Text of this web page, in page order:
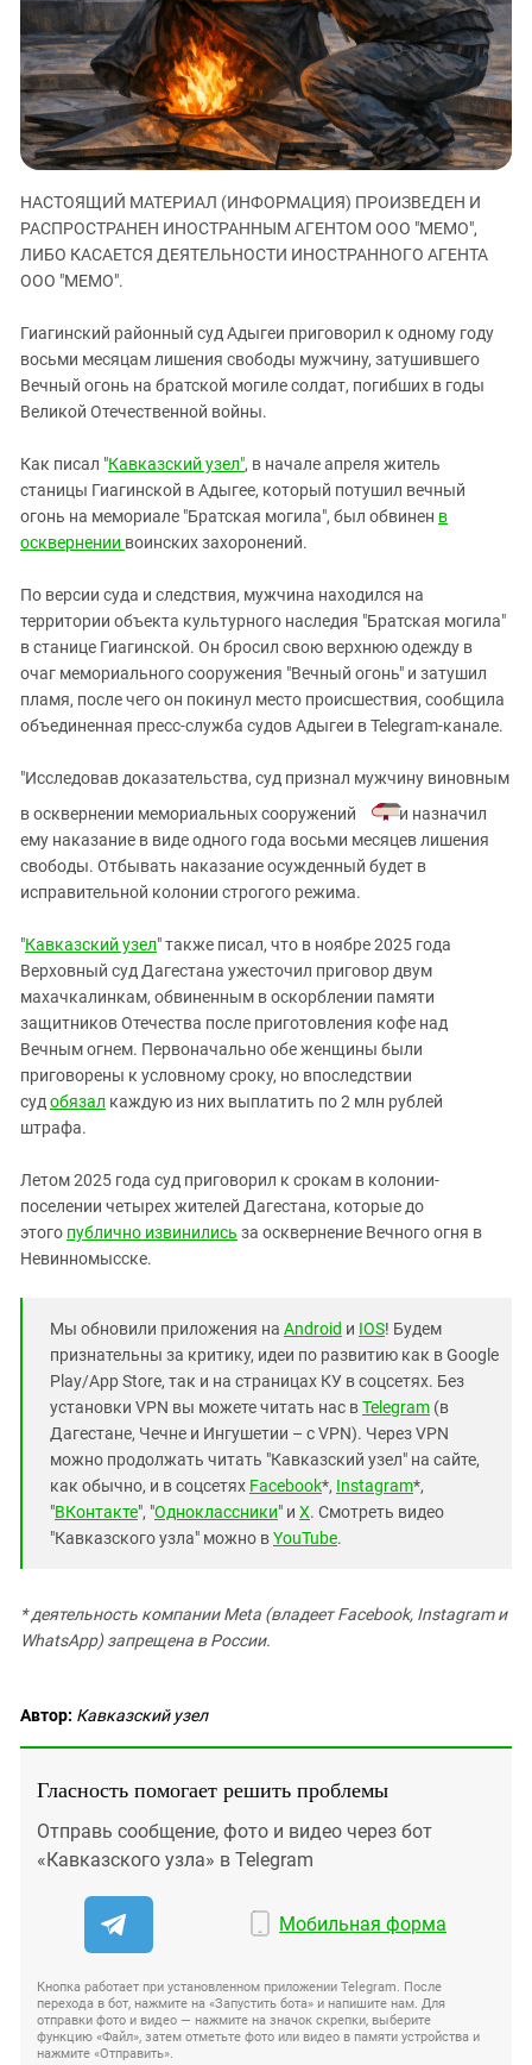
ЗАСТАВЛЯЕТ
КАВКАЗ ЗА ПАЛЕСТИНУ
ИНАКОМЫСЛИЕ В ЧЕЧНЕ
ПРЕСЛЕДОВАНИЕ АКТИВИСТОВ
МОБИЛИЗАЦИЯ И ПРОТЕСТЫ
Дагестан
Ингушетия
Кабардино-Балкария
Калмыкия
Карачаево-Черкесия
Краснодарский край
Российская Федерация
Северная Осетия - Алания
СКФО
Чечня
Южная Осетия
Южный Кавказ
НАСТОЯЩИЙ МАТЕРИАЛ (ИНФОРМАЦИЯ) ПРОИЗВЕДЕН И
РАСПРОСТРАНЕН ИНОСТРАННЫМ АГЕНТОМ ООО "МЕМО",
ЛИБО КАСАЕТСЯ ДЕЯТЕЛЬНОСТИ ИНОСТРАННОГО АГЕНТА
ООО "МЕМО".
Гиагинский районный суд Адыгеи приговорил к одному году
восьми месяцам лишения свободы мужчину, затушившего
Вечный огонь на братской могиле солдат, погибших в годы
Великой Отечественной войны.
Как писал "Кавказский узел", в начале апреля житель
станицы Гиагинской в Адыгее, который потушил вечный
огонь на мемориале "Братская могила", был обвинен в
осквернении воинских захоронений.
По версии суда и следствия, мужчина находился на
территории объекта культурного наследия "Братская могила"
в станице Гиагинской. Он бросил свою верхнюю одежду в
очаг мемориального сооружения "Вечный огонь" и затушил
пламя, после чего он покинул место происшествия, сообщила
объединенная пресс-служба судов Адыгеи в Telegram-канале.
"Исследовав доказательства, суд признал мужчину виновным
в осквернении мемориальных сооружений
и назначил
ему наказание в виде одного года восьми месяцев лишения
свободы. Отбывать наказание осужденный будет в
исправительной колонии строгого режима.
"Кавказский узел" также писал, что в ноябре 2025 года
Верховный суд Дагестана ужесточил приговор двум
махачкалинкам, обвиненным в оскорблении памяти
защитников Отечества после приготовления кофе над
Вечным огнем. Первоначально обе женщины были
приговорены к условному сроку, но впоследствии
суд обязал каждую из них выплатить по 2 млн рублей
штрафа.
Летом 2025 года суд приговорил к срокам в колонии-
поселении четырех жителей Дагестана, которые до
этого публично извинились за осквернение Вечного огня в
Невинномысске.
Мы обновили приложения на Android и IOS! Будем
признательны за критику, идеи по развитию как в Google
Play/App Store, так и на страницах КУ в соцсетях. Без
установки VPN вы можете читать нас вTelegram (в
Дагестане, Чечне и Ингушетии – с VPN). Через VPN
можно продолжать читать "Кавказский узел" на сайте,
как обычно, и в соцсетях Facebook*, Instagram*,
"ВКонтакте", "Одноклассники" и X. Смотреть видео
"Кавказского узла" можно вYouTube.
* деятельность компании Meta (владеет Facebook, Instagram и
WhatsApp) запрещена в России.
Автор: Кавказский узел
Гласность помогает решить проблемы
Отправь сообщение, фото и видео через бот
«Кавказского узла» в Telegram
Мобильная форма
Кнопка работает при установленном приложении Telegram. После
перехода в бот, нажмите на «Запустить бота» и напишите нам. Для
отправки фото и видео — нажмите на значок скрепки, выберите
функцию «Файл», затем отметьте фото или видео в памяти устройства и
нажмите «Отправить».